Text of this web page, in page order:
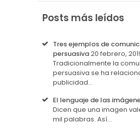
Posts más leídos
Tres ejemplos de
persuasiva20 febrero,
Tradicionalmente la
persuasiva se ha
publicidad…
El lenguaje de las
Dicen que una imagen
mil palabras. Así…